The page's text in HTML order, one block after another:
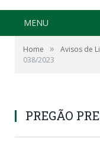
MENU
Home » Avisos de
038/2023
PREGÃO